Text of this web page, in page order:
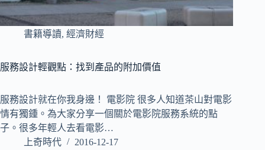
書籍導讀, 經濟財經
服務設計輕觀點：找到產品的附加價值
服務設計就在你我身邊！ 電影院 很多人知道茶山對電影
情有獨鍾。為大家分享一個關於電影院服務系統的點
子。很多年輕人去看電影…
上奇時代
2016-12-17